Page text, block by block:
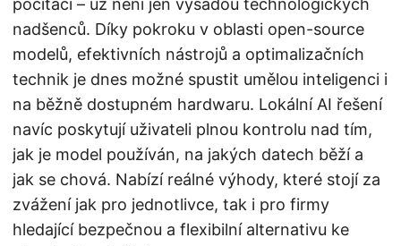
počítači – už není jen výsadou technologických
nadšenců. Díky pokroku v oblasti open-source
modelů, efektivních nástrojů a optimalizačních
technik je dnes možné spustit umělou inteligenci i
na běžně dostupném hardwaru. Lokální AI řešení
navíc poskytují uživateli plnou kontrolu nad tím,
jak je model používán, na jakých datech běží a
jak se chová. Nabízí reálné výhody, které stojí za
zvážení jak pro jednotlivce, tak i pro firmy
hledající bezpečnou a flexibilní alternativu ke